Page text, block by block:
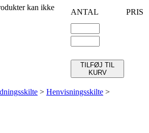
kan ikke
ANTAL PRIS
TILFØJ TIL
KURV
> Henvisningsskilte >